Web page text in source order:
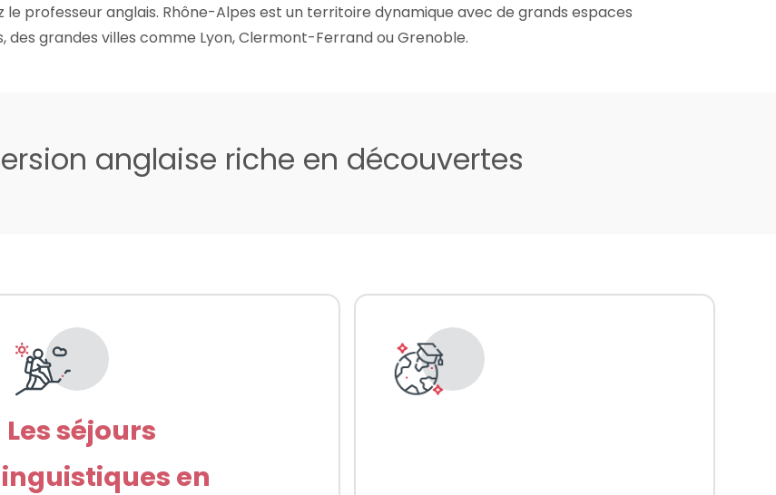
professeur anglais. Rhône-Alpes est un territoire dynamique avec de grands espaces
des grandes villes comme Lyon, Clermont-Ferrand ou Grenoble.
anglaise riche en découvertes
Les séjours
en